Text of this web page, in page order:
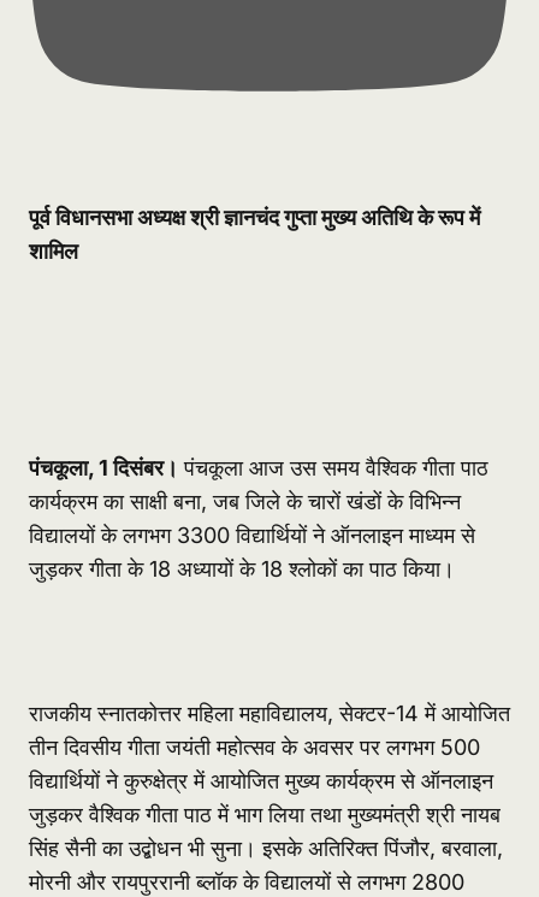
पूर्व विधानसभा अध्यक्ष श्री ज्ञानचंद गुप्ता मुख्य अतिथि के रूप में
शामिल
पंचकूला, 1 दिसंबर। पंचकूला आज उस समय वैश्विक गीता पाठ
कार्यक्रम का साक्षी बना, जब जिले के चारों खंडों के विभिन्न
विद्यालयों के लगभग 3300 विद्यार्थियों ने ऑनलाइन माध्यम से
जुड़कर गीता के 18 अध्यायों के 18 श्लोकों का पाठ किया।
राजकीय स्नातकोत्तर महिला महाविद्यालय, सेक्टर-14 में आयोजित
तीन दिवसीय गीता जयंती महोत्सव के अवसर पर लगभग 500
विद्यार्थियों ने कुरुक्षेत्र में आयोजित मुख्य कार्यक्रम से ऑनलाइन
जुड़कर वैश्विक गीता पाठ में भाग लिया तथा मुख्यमंत्री श्री नायब
सिंह सैनी का उद्बोधन भी सुना। इसके अतिरिक्त पिंजौर, बरवाला,
मोरनी और रायपुररानी ब्लॉक के विद्यालयों से लगभग 2800